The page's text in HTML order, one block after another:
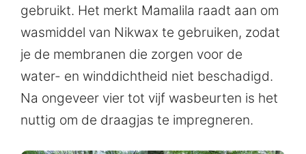
gebruikt. Het merkt Mamalila raadt aan om
wasmiddel van Nikwax te gebruiken, zodat
je de membranen die zorgen voor de
water- en winddichtheid niet beschadigd.
Na ongeveer vier tot vijf wasbeurten is het
nuttig om de draagjas te impregneren.